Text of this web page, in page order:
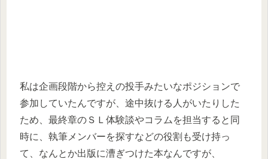
私は企画段階から控えの投手みたいなポジションで
参加していたんですが、途中抜ける人がいたりした
ため、最終章のＳＬ体験談やコラムを担当すると同
時に、執筆メンバーを探すなどの役割も受け持っ
て、なんとか出版に漕ぎつけた本なんですが、